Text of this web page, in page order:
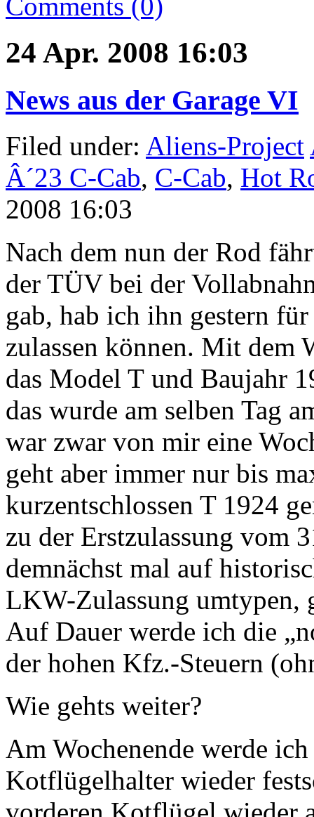
24 Apr. 2008 16:03
News aus der Garage VI
Filed under: Aliens-Project
Â´23 C-Cab, C-Cab, Hot
2008 16:03
Nach dem nun der Rod
der TÜV bei der
gab, hab ich ihn gestern
zulassen können. Mit dem
das Model T und Baujahr
das wurde am selben Tag
war zwar von mir eine
geht aber immer nur bis
kurzentschlossen T 1924
zu der Erstzulassung vom
demnächst mal auf
LKW-Zulassung umtypen,
Auf Dauer werde ich die
der hohen Kfz.-Steuern
Wie gehts weiter?
Am Wochenende werde
Kotflügelhalter wieder